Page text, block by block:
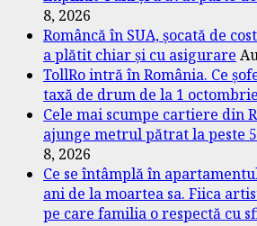
8, 2026
Româncă în SUA, șocată de
a plătit chiar și cu asigurare
TollRo intră în România. Ce
taxă de drum de la 1 octombrie
Cele mai scumpe cartiere din
ajunge metrul pătrat la peste
8, 2026
Ce se întâmplă în
ani de la moartea sa. Fiica
pe care familia o respectă cu